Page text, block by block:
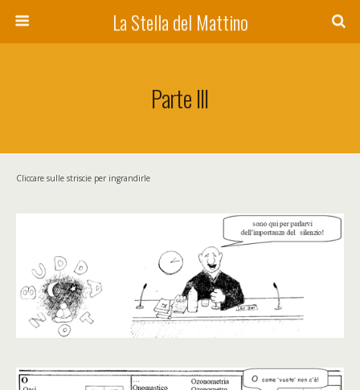
La Stella del Mattino
Parte III
Cliccare sulle striscie per ingrandirle